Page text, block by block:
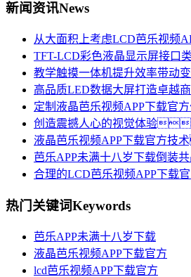
新闻资讯News
从大面积上考虑LCD芭乐视频
TFT-LCD彩色液晶显示屏接口
教学触摸一体机提升效率带动
高品质LED数据大屏打造卓越
定制液晶芭乐视频APP下载
创造震撼人心的视觉体验
液晶芭乐视频APP下载官方
芭乐APP未满十八岁下载倒装
合理的LCD芭乐视频APP下载
热门关键词Keywords
芭乐APP未满十八岁下载
液晶芭乐视频APP下载官方
lcd芭乐视频APP下载官方